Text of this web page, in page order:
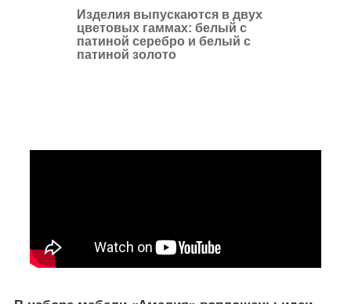
Изделия выпускаются в двух
цветовых гаммах: белый с
патиной серебро и белый с
патиной золото